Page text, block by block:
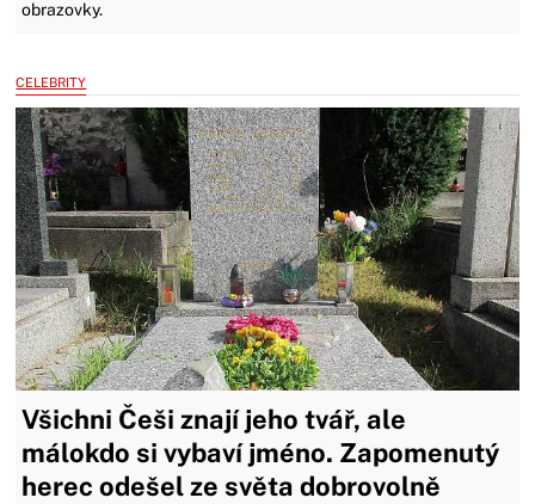
obrazovky.
CELEBRITY
Všichni Češi znají jeho tvář, ale
málokdo si vybaví jméno. Zapomenutý
herec odešel ze světa dobrovolně